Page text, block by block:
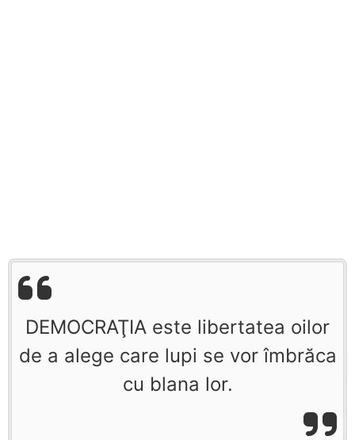
DEMOCRAŢIA este libertatea oilor
de a alege care lupi se vor îmbrăca
cu blana lor.